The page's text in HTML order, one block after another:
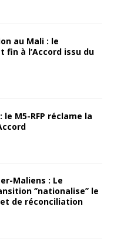
au Mali : le
fin à l’Accord issu du
le M5-RFP réclame la
Maliens : Le
‘’nationalise’’ le
de réconciliation